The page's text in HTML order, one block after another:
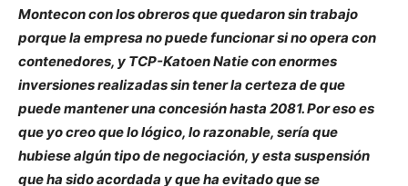
Montecon con los obreros que quedaron sin trabajo
porque la empresa no puede funcionar si no opera con
contenedores, y TCP-Katoen Natie con enormes
inversiones realizadas sin tener la certeza de que
puede mantener una concesión hasta 2081. Por eso es
que yo creo que lo lógico, lo razonable, sería que
hubiese algún tipo de negociación, y esta suspensión
que ha sido acordada y que ha evitado que se